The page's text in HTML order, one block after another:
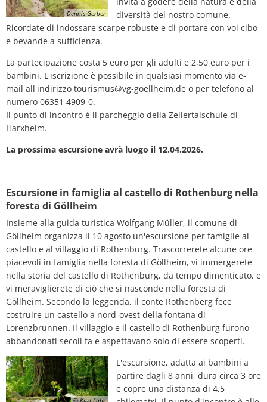
Dennis Gerber
diversità del nostro comune.
Ricordate di indossare scarpe robuste e di portare con voi cibo
e bevande a sufficienza.
La partecipazione costa 5 euro per gli adulti e 2,50 euro per i
bambini. L'iscrizione è possibile in qualsiasi momento via e-
mail all'indirizzo tourismus@vg-goellheim.de o per telefono al
numero 06351 4909-0.
Il punto di incontro è il parcheggio della Zellertalschule di
Harxheim.
La prossima escursione avrà luogo il 12.04.2026.
Escursione in famiglia al castello di Rothenburg nella
foresta di Göllheim
Insieme alla guida turistica Wolfgang Müller, il comune di
Göllheim organizza il 10 agosto un'escursione per famiglie al
castello e al villaggio di Rothenburg. Trascorrerete alcune ore
piacevoli in famiglia nella foresta di Göllheim, vi immergerete
nella storia del castello di Rothenburg, da tempo dimenticato, e
vi meraviglierete di ciò che si nasconde nella foresta di
Göllheim. Secondo la leggenda, il conte Rothenberg fece
costruire un castello a nord-ovest della fontana di
Lorenzbrunnen. Il villaggio e il castello di Rothenburg furono
abbandonati secoli fa e aspettavano solo di essere scoperti.
© Kurt Lahr
L'escursione, adatta ai bambini a
partire dagli 8 anni, dura circa 3 ore
e copre una distanza di 4,5